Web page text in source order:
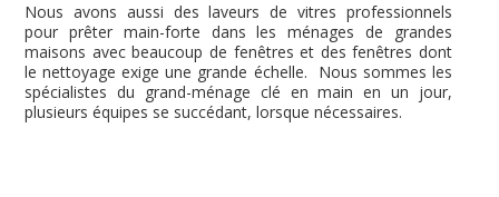
Nous avons aussi des laveurs de vitres professionnels
pour prêter main-forte dans les ménages de grandes
maisons avec beaucoup de fenêtres et des fenêtres dont
le nettoyage exige une grande échelle. Nous sommes les
spécialistes du grand-ménage clé en main en un jour,
plusieurs équipes se succédant, lorsque nécessaires.